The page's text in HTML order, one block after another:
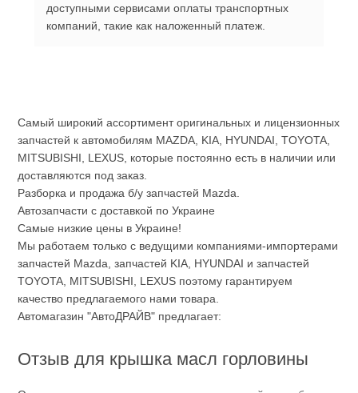
доступными сервисами оплаты транспортных
компаний, такие как наложенный платеж.
Самый широкий ассортимент оригинальных и лицензионных
запчастей к автомобилям MAZDA, KIA, HYUNDAI, TOYOTA,
MITSUBISHI, LEXUS, которые постоянно есть в наличии или
доставляются под заказ.
Разборка и продажа б/у запчастей Mazda.
Автозапчасти с доставкой по Украине
Самые низкие цены в Украине!
Мы работаем только с ведущими компаниями-импортерами
запчастей Mazda, запчастей KIA, HYUNDAI и запчастей
TOYOTA, MITSUBISHI, LEXUS поэтому гарантируем
качество предлагаемого нами товара.
Автомагазин "АвтоДРАЙВ" предлагает:
Отзыв для крышка масл горловины